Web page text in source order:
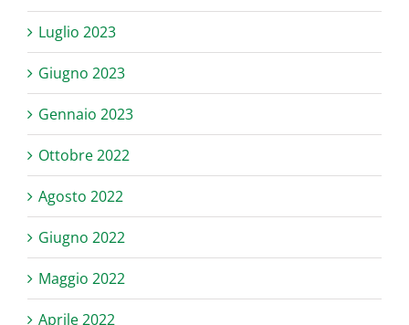
Luglio 2023
Giugno 2023
Gennaio 2023
Ottobre 2022
Agosto 2022
Giugno 2022
Maggio 2022
Aprile 2022